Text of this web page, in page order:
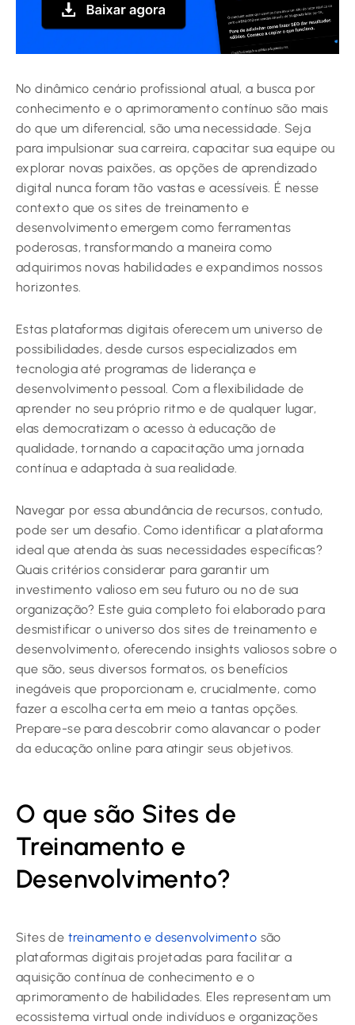
No dinâmico cenário profissional atual, a busca por
conhecimento e o aprimoramento contínuo são mais
do que um diferencial, são uma necessidade. Seja
para impulsionar sua carreira, capacitar sua equipe ou
explorar novas paixões, as opções de aprendizado
digital nunca foram tão vastas e acessíveis. É nesse
contexto que os sites de treinamento e
desenvolvimento emergem como ferramentas
poderosas, transformando a maneira como
adquirimos novas habilidades e expandimos nossos
horizontes.
Estas plataformas digitais oferecem um universo de
possibilidades, desde cursos especializados em
tecnologia até programas de liderança e
desenvolvimento pessoal. Com a flexibilidade de
aprender no seu próprio ritmo e de qualquer lugar,
elas democratizam o acesso à educação de
qualidade, tornando a capacitação uma jornada
contínua e adaptada à sua realidade.
Navegar por essa abundância de recursos, contudo,
pode ser um desafio. Como identificar a plataforma
ideal que atenda às suas necessidades específicas?
Quais critérios considerar para garantir um
investimento valioso em seu futuro ou no de sua
organização? Este guia completo foi elaborado para
desmistificar o universo dos sites de treinamento e
desenvolvimento, oferecendo insights valiosos sobre o
que são, seus diversos formatos, os benefícios
inegáveis que proporcionam e, crucialmente, como
fazer a escolha certa em meio a tantas opções.
Prepare-se para descobrir como alavancar o poder
da educação online para atingir seus objetivos.
O que são Sites de
Treinamento e
Desenvolvimento?
Sites de treinamento e desenvolvimento são
plataformas digitais projetadas para facilitar a
aquisição contínua de conhecimento e o
aprimoramento de habilidades. Eles representam um
ecossistema virtual onde indivíduos e organizações